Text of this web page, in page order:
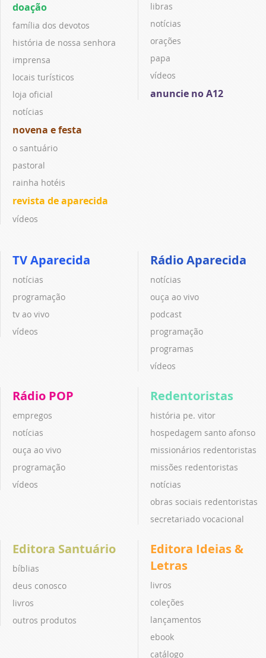
doação
família dos devotos
história de nossa senhora
imprensa
locais turísticos
loja oficial
notícias
novena e festa
o santuário
pastoral
rainha hotéis
revista de aparecida
vídeos
libras
notícias
orações
papa
vídeos
anuncie no A12
TV Aparecida
notícias
programação
tv ao vivo
vídeos
Rádio Aparecida
notícias
ouça ao vivo
podcast
programação
programas
vídeos
Rádio POP
empregos
notícias
ouça ao vivo
programação
vídeos
Redentoristas
história pe. vitor
hospedagem santo afonso
missionários redentoristas
missões redentoristas
notícias
obras sociais redentoristas
secretariado vocacional
Editora Santuário
bíblias
deus conosco
livros
outros produtos
Editora Ideias &
Letras
livros
coleções
lançamentos
ebook
catálogo